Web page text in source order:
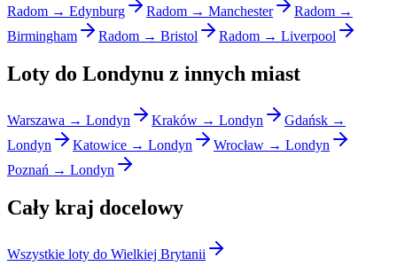
Radom → Edynburg
Radom → Manchester
Radom →
Birmingham
Radom → Bristol Radom → Liverpool
Loty do Londynu z innych miast
Warszawa → Londyn Kraków → Londyn
Gdańsk →
Londyn
Katowice → Londyn
Wrocław → Londyn
Poznań → Londyn
Cały kraj docelowy
Wszystkie loty do Wielkiej Brytanii